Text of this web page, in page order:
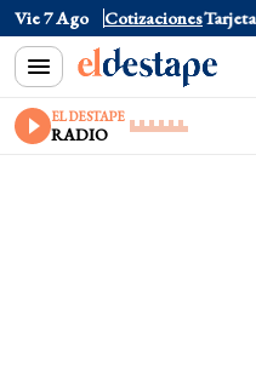
Vie 7 Ago Cotizaciones
$1520 Dólar Tarjeta
EL DESTAPE
RADIO